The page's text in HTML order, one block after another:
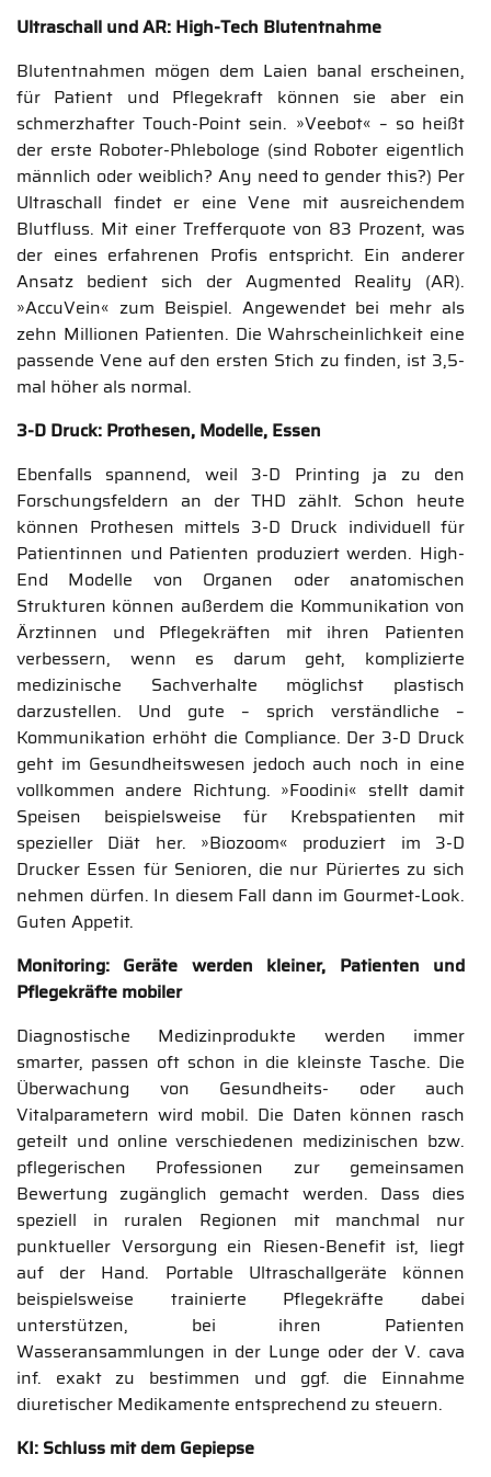
Ultraschall und AR: High-Tech Blutentnahme
Blutentnahmen mögen dem Laien banal erscheinen,
für Patient und Pflegekraft können sie aber ein
schmerzhafter Touch-Point sein. »Veebot« – so heißt
der erste Roboter-Phlebologe (sind Roboter eigentlich
männlich oder weiblich? Any need to gender this?) Per
Ultraschall findet er eine Vene mit ausreichendem
Blutfluss. Mit einer Trefferquote von 83 Prozent, was
der eines erfahrenen Profis entspricht. Ein anderer
Ansatz bedient sich der Augmented Reality (AR).
»AccuVein« zum Beispiel. Angewendet bei mehr als
zehn Millionen Patienten. Die Wahrscheinlichkeit eine
passende Vene auf den ersten Stich zu finden, ist 3,5-
mal höher als normal.
3-D Druck: Prothesen, Modelle, Essen
Ebenfalls spannend, weil 3-D Printing ja zu den
Forschungsfeldern an der THD zählt. Schon heute
können Prothesen mittels 3-D Druck individuell für
Patientinnen und Patienten produziert werden. High-
End Modelle von Organen oder anatomischen
Strukturen können außerdem die Kommunikation von
Ärztinnen und Pflegekräften mit ihren Patienten
verbessern, wenn es darum geht, komplizierte
medizinische Sachverhalte möglichst plastisch
darzustellen. Und gute – sprich verständliche –
Kommunikation erhöht die Compliance. Der 3-D Druck
geht im Gesundheitswesen jedoch auch noch in eine
vollkommen andere Richtung. »Foodini« stellt damit
Speisen beispielsweise für Krebspatienten mit
spezieller Diät her. »Biozoom« produziert im 3-D
Drucker Essen für Senioren, die nur Püriertes zu sich
nehmen dürfen. In diesem Fall dann im Gourmet-Look.
Guten Appetit.
Monitoring: Geräte werden kleiner, Patienten und
Pflegekräfte mobiler
Diagnostische Medizinprodukte werden immer
smarter, passen oft schon in die kleinste Tasche. Die
Überwachung von Gesundheits- oder auch
Vitalparametern wird mobil. Die Daten können rasch
geteilt und online verschiedenen medizinischen bzw.
pflegerischen Professionen zur gemeinsamen
Bewertung zugänglich gemacht werden. Dass dies
speziell in ruralen Regionen mit manchmal nur
punktueller Versorgung ein Riesen-Benefit ist, liegt
auf der Hand. Portable Ultraschallgeräte können
beispielsweise trainierte Pflegekräfte dabei
unterstützen, bei ihren Patienten
Wasseransammlungen in der Lunge oder der V. cava
inf. exakt zu bestimmen und ggf. die Einnahme
diuretischer Medikamente entsprechend zu steuern.
KI: Schluss mit dem Gepiepse